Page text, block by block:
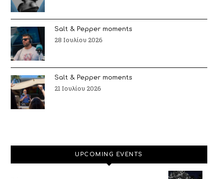
Salt & Pepper moments
28 Ιουλίου 2026
Salt & Pepper moments
21 Ιουλίου 2026
UPCOMING EVENTS